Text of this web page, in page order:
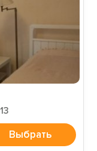
Выбрать